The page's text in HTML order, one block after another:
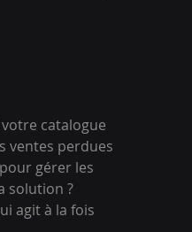
catalogue
ventes perdues
gérer les
solution ?
agit à la fois